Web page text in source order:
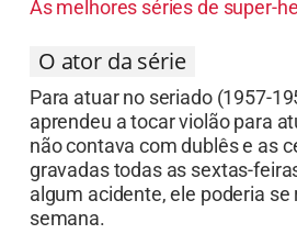
As melhores séries de super-
O ator da série
Para atuar no seriado (1957-
aprendeu a tocar violão para
não contava com dublês e as
gravadas todas as sextas-
algum acidente, ele poderia
semana.